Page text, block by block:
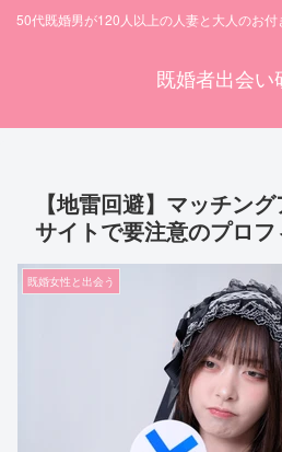
50代既婚男が120人以上の人妻と大人のお
既婚者出会い
【地雷回避】マッチン
サイトで要注意のプロ
既婚女性と出会う